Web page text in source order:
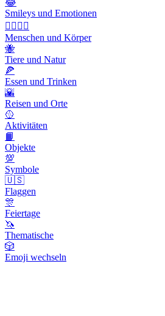
😂
Smileys und Emotionen
👩‍❤️‍💋‍👨
Menschen und Körper
🐝
Tiere und Natur
🍕
Essen und Trinken
🌇
Reisen und Orte
🥎
Aktivitäten
📙
Objekte
💯
Symbole
🇺🇸
Flaggen
🎊
Feiertage
🦄
Thematische
🎲
Emoji wechseln